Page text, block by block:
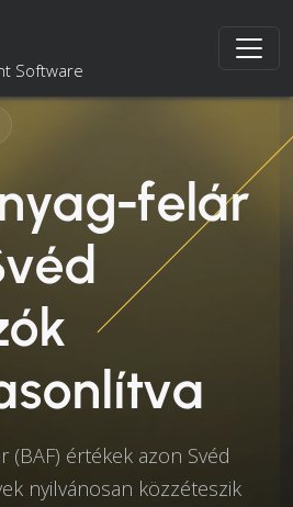
Software
felár
(BAF) értékek azon Svéd
nyilvánosan közzéteszik